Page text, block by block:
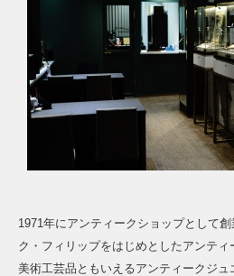
1971年にアンティークショップとして
ク・フィリップをはじめとしたアンテ
美術工芸品ともいえるアンティークジ